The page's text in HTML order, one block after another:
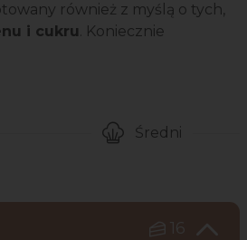
również z myślą o tych,
i cukru. Koniecznie
Średni
16